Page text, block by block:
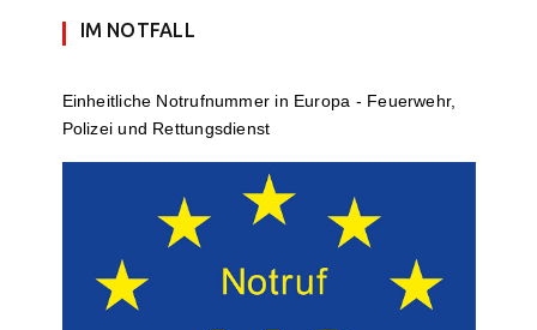
IM NOTFALL
Einheit­li­che Notruf­num­mer in Europa - Feuerwehr,
Polizei und Rettungs­dienst